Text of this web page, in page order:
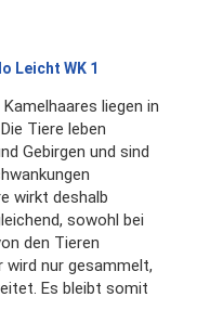
Leicht WK 1
liegen in
Tiere leben
Gebirgen und sind
wirkt deshalb
sowohl bei
den Tieren
wird nur gesammelt,
Es bleibt somit